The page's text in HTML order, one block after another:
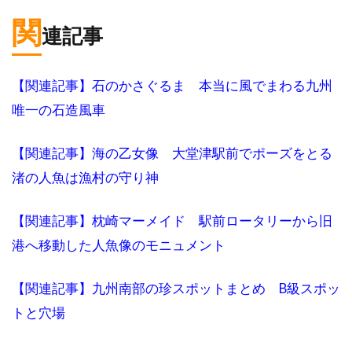
関連記事
【関連記事】石のかさぐるま 本当に風でまわる九州
唯一の石造風車
【関連記事】海の乙女像 大堂津駅前でポーズをとる
渚の人魚は漁村の守り神
【関連記事】枕崎マーメイド 駅前ロータリーから旧
港へ移動した人魚像のモニュメント
【関連記事】九州南部の珍スポットまとめ B級スポッ
トと穴場